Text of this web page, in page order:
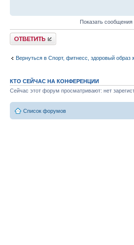
Показать сообщения
Ответить
Вернуться в Спорт, фитнесс, здоровый образ
КТО СЕЙЧАС НА КОНФЕРЕНЦИИ
Сейчас этот форум просматривают: нет
Список форумов